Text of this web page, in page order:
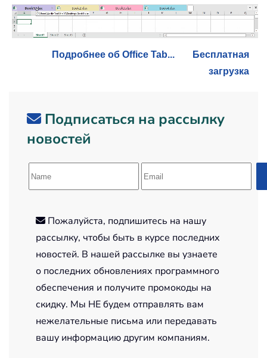
Подробнее об Office Tab...
Бесплатная
загрузка
Подписаться на рассылку
новостей
Пожалуйста, подпишитесь на нашу
рассылку, чтобы быть в курсе последних
новостей. В нашей рассылке вы узнаете
о последних обновлениях программного
обеспечения и получите промокоды на
скидку. Мы НЕ будем отправлять вам
нежелательные письма или передавать
вашу информацию другим компаниям.